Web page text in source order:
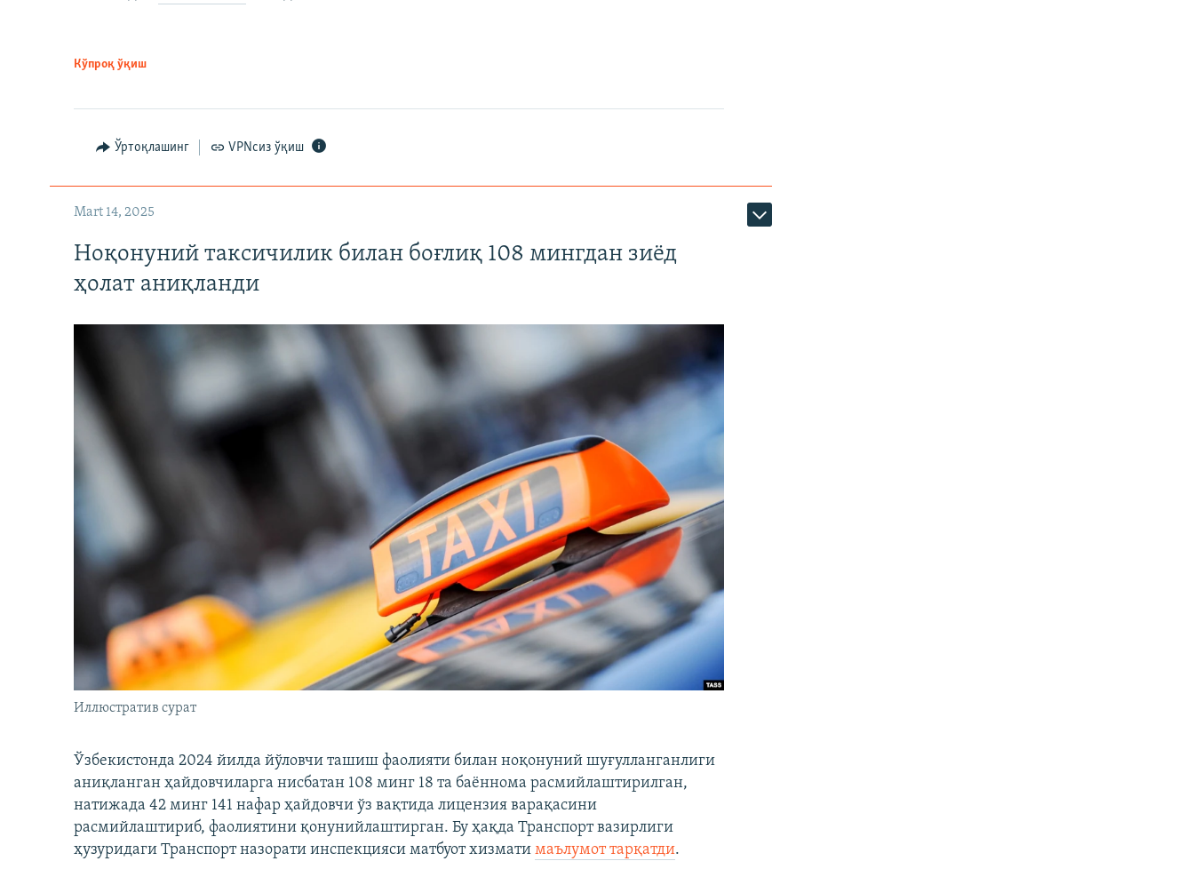
Кўпроқ ўқиш
Ўртоқлашинг VPNсиз ўқиш
Mart 14, 2025
Ноқонуний таксичилик билан боғлиқ 108 мингдан зиёд
ҳолат аниқланди
Иллюстратив сурат
Ўзбекистонда 2024 йилда йўловчи ташиш фаолияти билан ноқонуний шуғулланганлиги
аниқланган ҳайдовчиларга нисбатан 108 минг 18 та баённома расмийлаштирилган,
натижада 42 минг 141 нафар ҳайдовчи ўз вақтида лицензия варақасини
расмийлаштириб, фаолиятини қонунийлаштирган. Бу ҳақда Транспорт вазирлиги
ҳузуридаги Транспорт назорати инспекцияси матбуот хизмати маълумот тарқатди.